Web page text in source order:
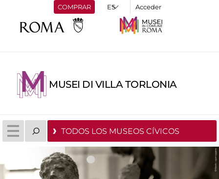
COMPRAR Acceder
MUSEI DI VILLA TORLONIA
TODOS LOS MUSEOS CÍVICOS